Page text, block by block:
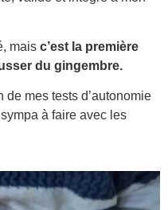
mais c’est la première
du gingembre.
de mes tests d’autonomie
à faire avec les